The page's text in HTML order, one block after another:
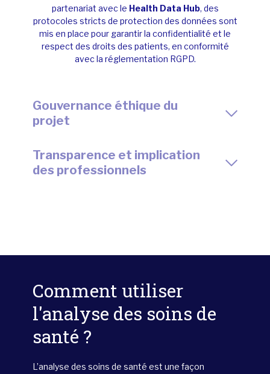
partenariat avec le Health Data Hub, des
protocoles stricts de protection des données sont
mis en place pour garantir la confidentialité et le
respect des droits des patients, en conformité
avec la réglementation RGPD.
Gouvernance éthique du
projet
Transparence et implication
des professionnels
Comment utiliser
l'analyse des soins de
santé ?
L’analyse des soins de santé est une façon